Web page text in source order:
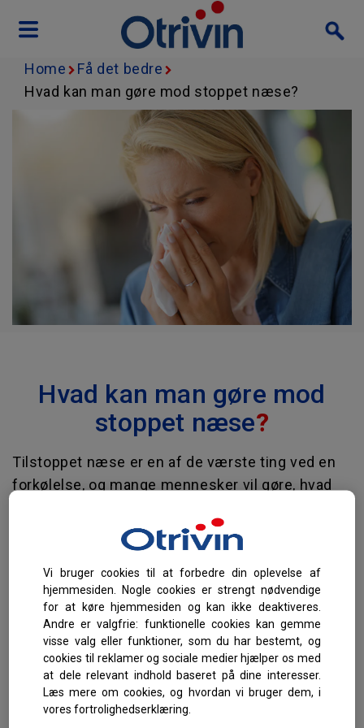
Home
Få det bedre
Hvad kan man gøre mod stoppet næse?
Hvad kan man gøre mod
stoppet næse?
Tilstoppet næse er en af de værste ting ved en
forkølelse, og mange mennesker vil gøre, hvad
nedenstående råd med passende medicinsk
behandling kan man lindre en tilstoppet næse.
Råd mod stoppet næse:
Holde næsepassagen fugtig
Lange brusebade, så du kan indånde damp
Bruge næsespray mod stoppet næse
Drikke masser af væske
Lægge et fugtigt håndklæde på ansigtet
Vi bruger cookies til at forbedre din oplevelse af
hjemmesiden. Nogle cookies er strengt nødvendige
for at køre hjemmesiden og kan ikke deaktiveres.
Andre er valgfrie: funktionelle cookies kan gemme
visse valg eller funktioner, som du har bestemt, og
cookies til reklamer og sociale medier hjælper os med
at dele relevant indhold baseret på dine interesser.
Læs mere om cookies, og hvordan vi bruger dem, i
vores fortrolighedserklæring.